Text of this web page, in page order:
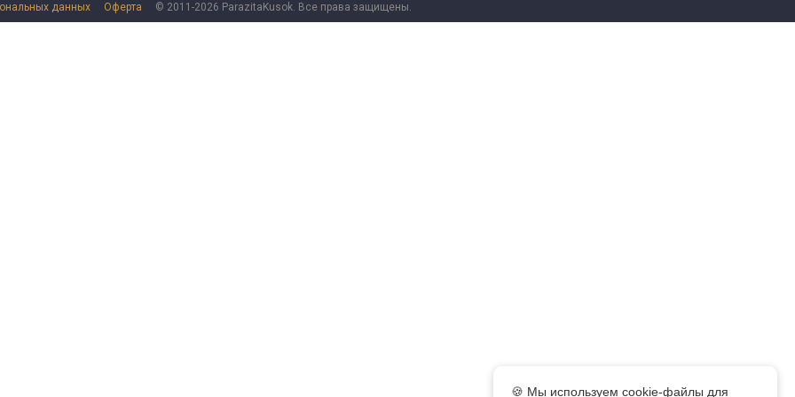
🍪 Мы используем cookie-файлы для
данных Оферта © 2011-2026 ParazitaKusok. Все права защищены.